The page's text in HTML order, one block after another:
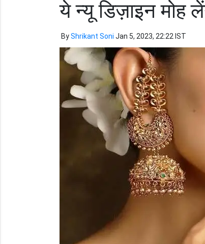
ये न्यू डिज़ाइन मोह
ByShrikant Soni Jan 5, 2023, 22:22 IST